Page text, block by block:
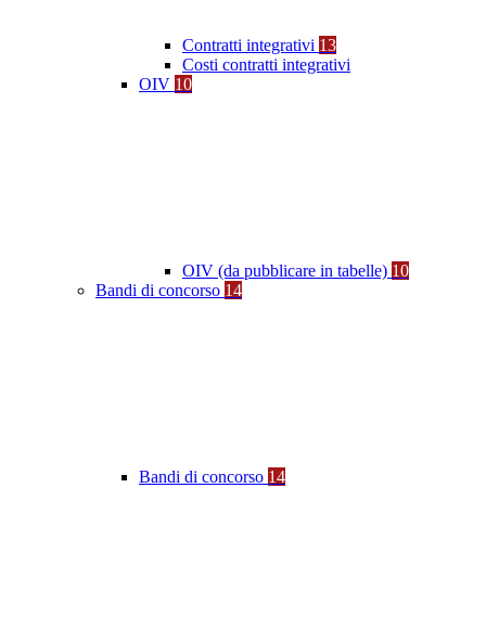
Contratti integrativi 13
Costi contratti integrativi
OIV 10
OIV (da pubblicare in tabelle) 10
Bandi di concorso 14
Bandi di concorso 14